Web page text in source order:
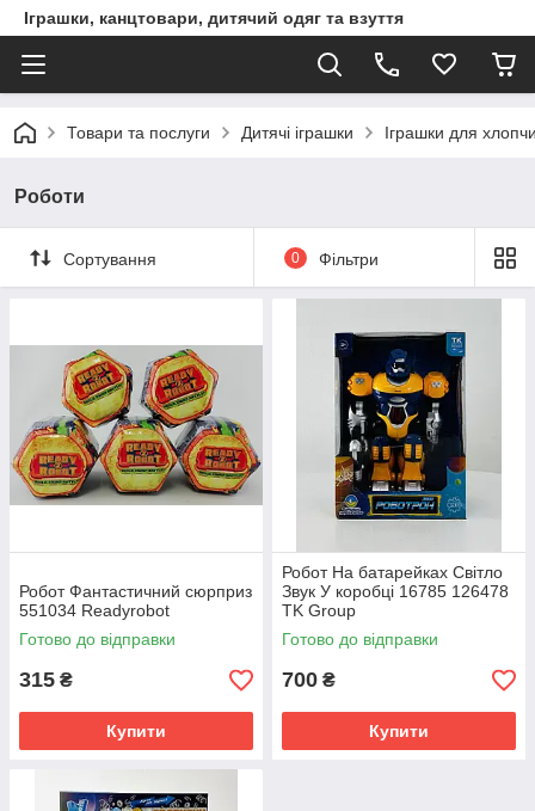
Іграшки, канцтовари, дитячий одяг та взуття
Товари та послуги Дитячі іграшки Іграшки для
Роботи
Сортування 0 Фільтри
Робот Фантастичний сюрприз
551034 Readyrobot
Готово до відправки
315 ₴
Купити
Робот На батарейках Світло
Звук У коробці 16785 126478
TK Group
Готово до відправки
700 ₴
Купити